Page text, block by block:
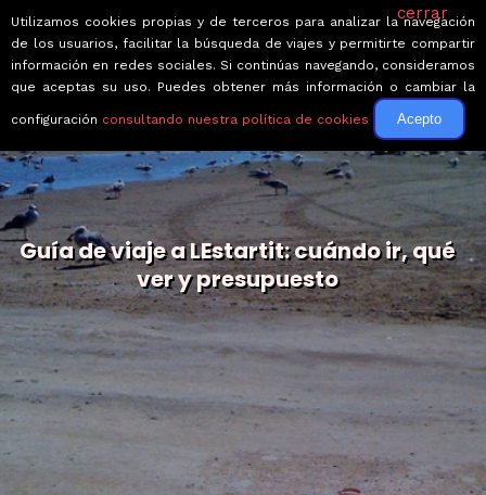
Guía de viaje a LEstartit: cuándo ir, qué
ver y presupuesto
cerrar
Utilizamos cookies propias y de terceros para analizar la navegación
de los usuarios, facilitar la búsqueda de viajes y permitirte compartir
información en redes sociales. Si continúas navegando, consideramos
que aceptas su uso. Puedes obtener más información o cambiar la
configuración consultando nuestra política de cookies Acepto